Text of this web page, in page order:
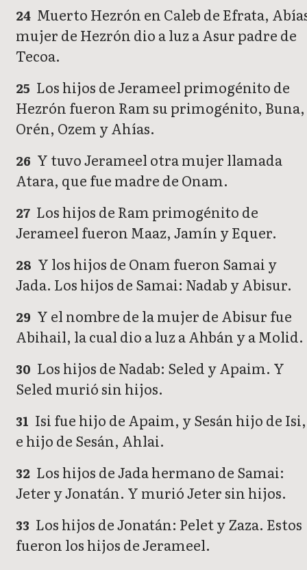
24 Muerto Hezrón en Caleb de Efrata,
mujer de Hezrón dio a luz a Asur padre de
Tecoa.
25 Los hijos de Jerameel primogénito de
Hezrón fueron Ram su primogénito, Buna,
Orén, Ozem y Ahías.
26 Y tuvo Jerameel otra mujer llamada
Atara, que fue madre de Onam.
27 Los hijos de Ram primogénito de
Jerameel fueron Maaz, Jamín y Equer.
28 Y los hijos de Onam fueron Samai y
Jada. Los hijos de Samai: Nadab y Abisur.
29 Y el nombre de la mujer de Abisur fue
Abihail, la cual dio a luz a Ahbán y a Molid.
30 Los hijos de Nadab: Seled y Apaim. Y
Seled murió sin hijos.
31 Isi fue hijo de Apaim, y Sesán hijo de Isi,
e hijo de Sesán, Ahlai.
32 Los hijos de Jada hermano de Samai:
Jeter y Jonatán. Y murió Jeter sin hijos.
33 Los hijos de Jonatán: Pelet y Zaza. Estos
fueron los hijos de Jerameel.